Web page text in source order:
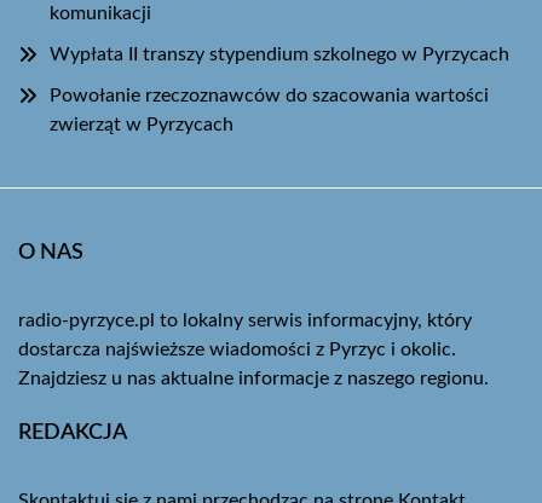
komunikacji
Wypłata II transzy stypendium szkolnego w Pyrzycach
Powołanie rzeczoznawców do szacowania wartości
zwierząt w Pyrzycach
O NAS
radio-pyrzyce.pl to lokalny serwis informacyjny, który
dostarcza najświeższe wiadomości z Pyrzyc i okolic.
Znajdziesz u nas aktualne informacje z naszego regionu.
REDAKCJA